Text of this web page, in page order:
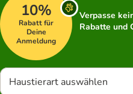
10%
Rabatt für
Deine
Anmeldung
Verpasse
Rabatte und
Haustierart auswählen